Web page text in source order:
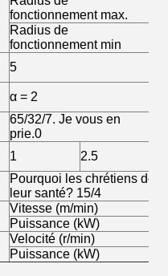
fonctionnement max.
Radius de
fonctionnement min
5
α = 2
65/32/7. Je vous en
prie.0
1 2.5
Pourquoi les chrétiens
leur santé? 15/4
Vitesse (m/min)
Puissance (kW)
Velocité (r/min)
Puissance (kW)